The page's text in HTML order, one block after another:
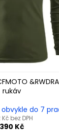
rukáv
do 7
bez DPH
390 Kč